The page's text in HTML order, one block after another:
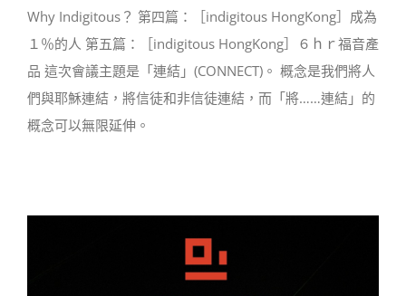
Why Indigitous？ 第四篇：［indigitous HongKong］成為
１％的人 第五篇：［indigitous HongKong］６ｈｒ福音產
品 這次會議主題是「連結」(CONNECT)。 概念是我們將人
們與耶穌連結，將信徒和非信徒連結，而「將……連結」的
概念可以無限延伸。